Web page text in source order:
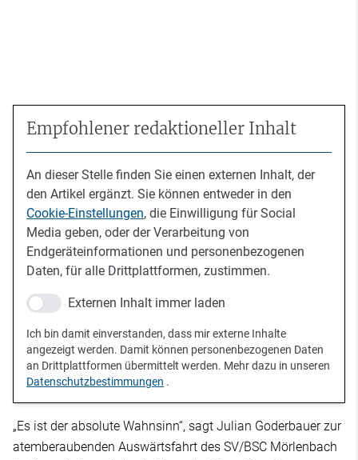
Empfohlener redaktioneller Inhalt
An dieser Stelle finden Sie einen externen Inhalt, der
den Artikel ergänzt. Sie können entweder in den
Cookie-Einstellungen, die Einwilligung für Social
Media geben, oder der Verarbeitung von
Endgeräteinformationen und personenbezogenen
Daten, für alle Drittplattformen, zustimmen.
Externen Inhalt immer laden
Ich bin damit einverstanden, dass mir externe Inhalte
angezeigt werden. Damit können personenbezogenen Daten
an Drittplattformen übermittelt werden. Mehr dazu in unseren
Datenschutzbestimmungen .
„Es ist der absolute Wahnsinn“, sagt Julian Goderbauer zur
atemberaubenden Auswärtsfahrt des SV/BSC Mörlenbach